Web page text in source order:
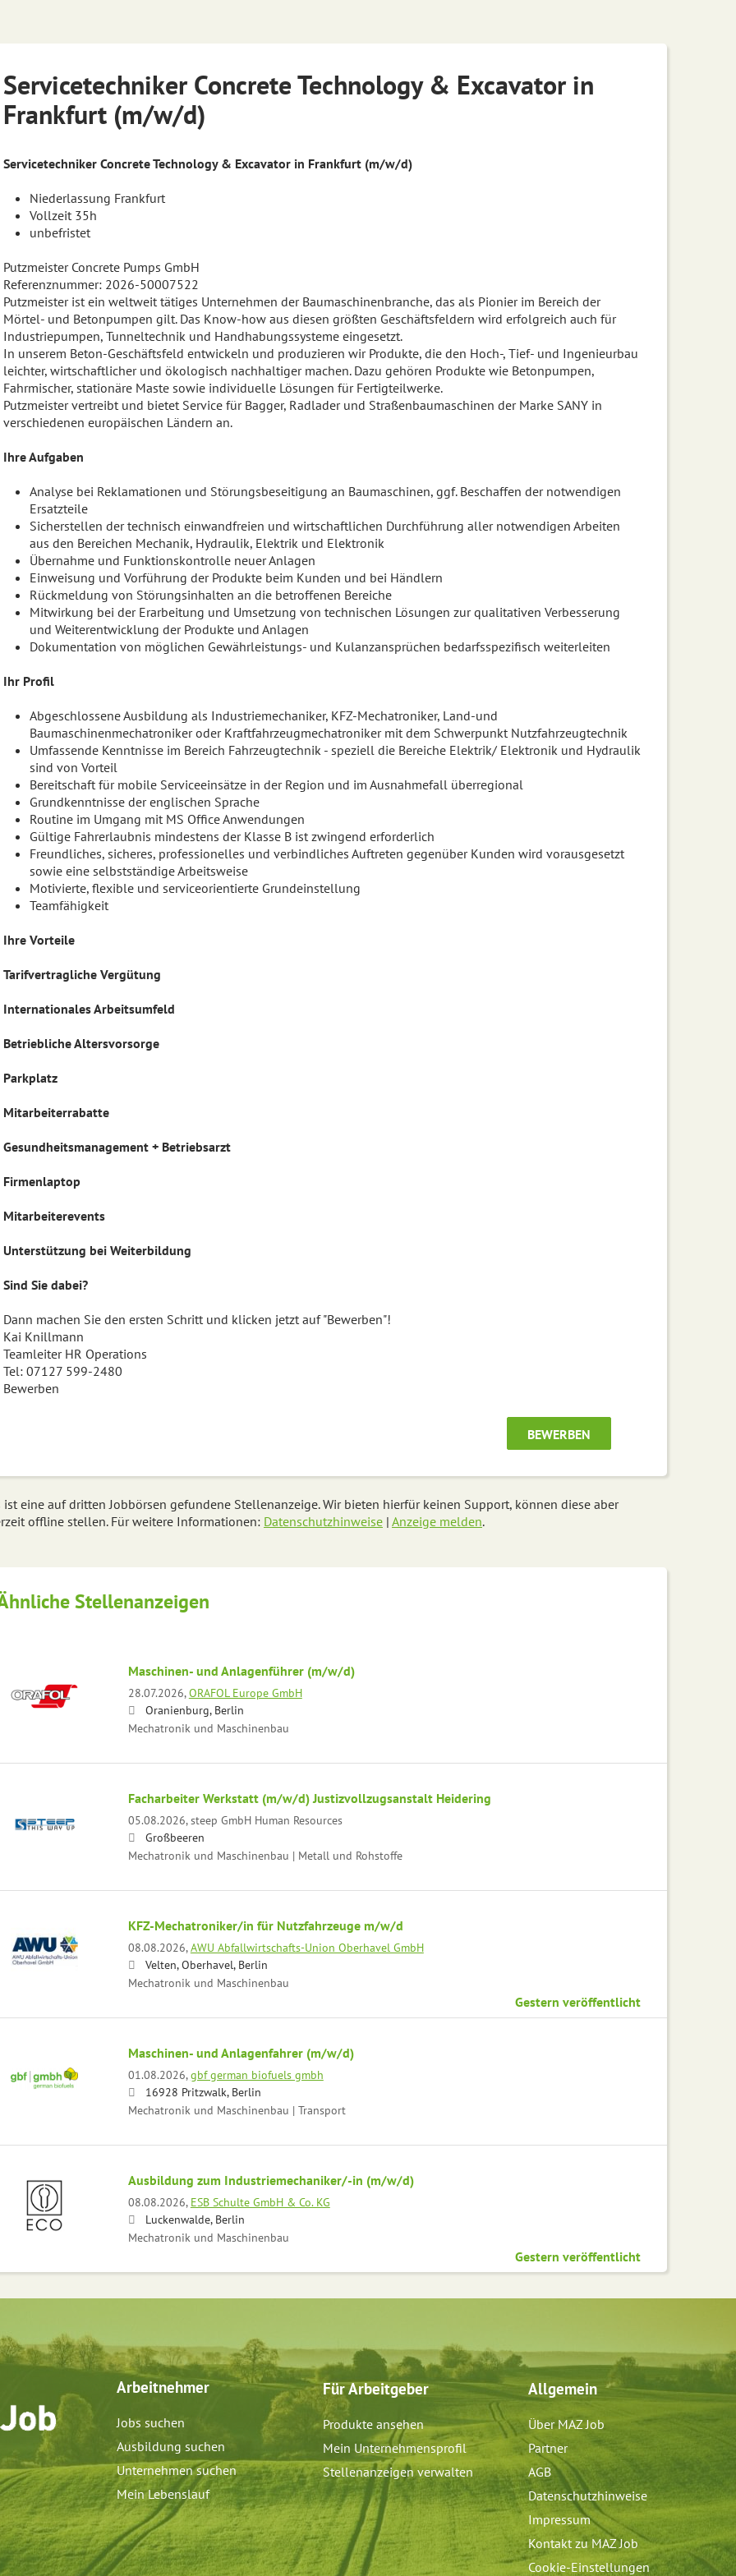
Servicetechniker Concrete Technology & Excavator in
Frankfurt (m/w/d)
Servicetechniker Concrete Technology & Excavator in Frankfurt (m/w/d)
Niederlassung Frankfurt
Vollzeit 35h
unbefristet
Putzmeister Concrete Pumps GmbH
Referenznummer: 2026-50007522
Putzmeister ist ein weltweit tätiges Unternehmen der Baumaschinenbranche, das als Pionier im Bereich der
Mörtel- und Betonpumpen gilt. Das Know-how aus diesen größten Geschäftsfeldern wird erfolgreich auch für
Industriepumpen, Tunneltechnik und Handhabungssysteme eingesetzt.
In unserem Beton-Geschäftsfeld entwickeln und produzieren wir Produkte, die den Hoch-, Tief- und Ingenieurbau
leichter, wirtschaftlicher und ökologisch nachhaltiger machen. Dazu gehören Produkte wie Betonpumpen,
Fahrmischer, stationäre Maste sowie individuelle Lösungen für Fertigteilwerke.
Putzmeister vertreibt und bietet Service für Bagger, Radlader und Straßenbaumaschinen der Marke SANY in
verschiedenen europäischen Ländern an.
Ihre Aufgaben
Analyse bei Reklamationen und Störungsbeseitigung an Baumaschinen, ggf. Beschaffen der notwendigen
Ersatzteile
Sicherstellen der technisch einwandfreien und wirtschaftlichen Durchführung aller notwendigen Arbeiten
aus den Bereichen Mechanik, Hydraulik, Elektrik und Elektronik
Übernahme und Funktionskontrolle neuer Anlagen
Einweisung und Vorführung der Produkte beim Kunden und bei Händlern
Rückmeldung von Störungsinhalten an die betroffenen Bereiche
Mitwirkung bei der Erarbeitung und Umsetzung von technischen Lösungen zur qualitativen Verbesserung
und Weiterentwicklung der Produkte und Anlagen
Dokumentation von möglichen Gewährleistungs- und Kulanzansprüchen bedarfsspezifisch weiterleiten
Ihr Profil
Abgeschlossene Ausbildung als Industriemechaniker, KFZ-Mechatroniker, Land-und
Baumaschinenmechatroniker oder Kraftfahrzeugmechatroniker mit dem Schwerpunkt Nutzfahrzeugtechnik
Umfassende Kenntnisse im Bereich Fahrzeugtechnik - speziell die Bereiche Elektrik/ Elektronik und Hydraulik
sind von Vorteil
Bereitschaft für mobile Serviceeinsätze in der Region und im Ausnahmefall überregional
Grundkenntnisse der englischen Sprache
Routine im Umgang mit MS Office Anwendungen
Gültige Fahrerlaubnis mindestens der Klasse B ist zwingend erforderlich
Freundliches, sicheres, professionelles und verbindliches Auftreten gegenüber Kunden wird vorausgesetzt
sowie eine selbstständige Arbeitsweise
Motivierte, flexible und serviceorientierte Grundeinstellung
Teamfähigkeit
Ihre Vorteile
Tarifvertragliche Vergütung
Internationales Arbeitsumfeld
Betriebliche Altersvorsorge
Parkplatz
Mitarbeiterrabatte
Gesundheitsmanagement + Betriebsarzt
Firmenlaptop
Mitarbeiterevents
Unterstützung bei Weiterbildung
Sind Sie dabei?
Dann machen Sie den ersten Schritt und klicken jetzt auf "Bewerben"!
Kai Knillmann
Teamleiter HR Operations
Tel: 07127 599-2480
Bewerben
BEWERBEN
ist eine auf dritten Jobbörsen gefundene Stellenanzeige. Wir bieten hierfür keinen Support, können diese aber
offline stellen. Für weitere Informationen: Datenschutzhinweise | Anzeige melden.
Stellenanzeigen
Maschinen- und Anlagenführer (m/w/d)
28.07.2026,ORAFOL Europe GmbH
Oranienburg, Berlin
Mechatronik und Maschinenbau
Facharbeiter Werkstatt (m/w/d) Justizvollzugsanstalt Heidering
05.08.2026,steep GmbH Human Resources
Großbeeren
Mechatronik und Maschinenbau | Metall und Rohstoffe
KFZ-Mechatroniker/in für Nutzfahrzeuge m/w/d
08.08.2026,AWU Abfallwirtschafts-Union Oberhavel GmbH
Velten, Oberhavel, Berlin
Mechatronik und Maschinenbau
Gestern veröffentlicht
Maschinen- und Anlagenfahrer (m/w/d)
01.08.2026,gbf german biofuels gmbh
16928 Pritzwalk, Berlin
Mechatronik und Maschinenbau | Transport
Ausbildung zum Industriemechaniker/-in (m/w/d)
08.08.2026, ESB Schulte GmbH & Co. KG
Luckenwalde, Berlin
Mechatronik und Maschinenbau
Gestern veröffentlicht
Arbeitnehmer
Jobs suchen
Ausbildung suchen
Unternehmen suchen
Mein Lebenslauf
Für Arbeitgeber
Produkte ansehen
Mein Unternehmensprofil
Stellenanzeigen verwalten
Allgemein
Über MAZ Job
Partner
AGB
Datenschutzhinweise
Impressum
Kontakt zu MAZ Job
Cookie-Einstellungen